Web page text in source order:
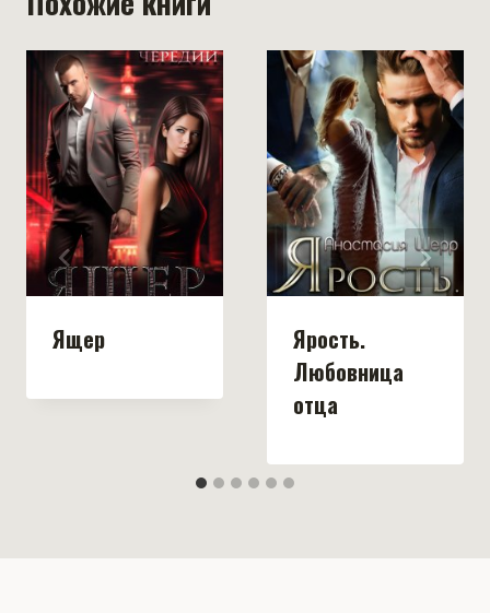
Ящер
Ярость.
Любовница
отца